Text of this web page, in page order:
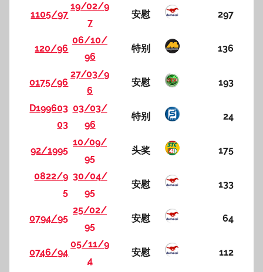
1105/97
19/02/9
7
安慰 297
120/96
06/10/
96
特别 136
0175/96
27/03/9
6
安慰 193
D199603
03
03/03/
96
特别 24
92/1995
10/09/
95
头奖 175
0822/9
5
30/04/
95
安慰 133
0794/95
25/02/
95
安慰 64
0746/94
05/11/9
4
安慰 112